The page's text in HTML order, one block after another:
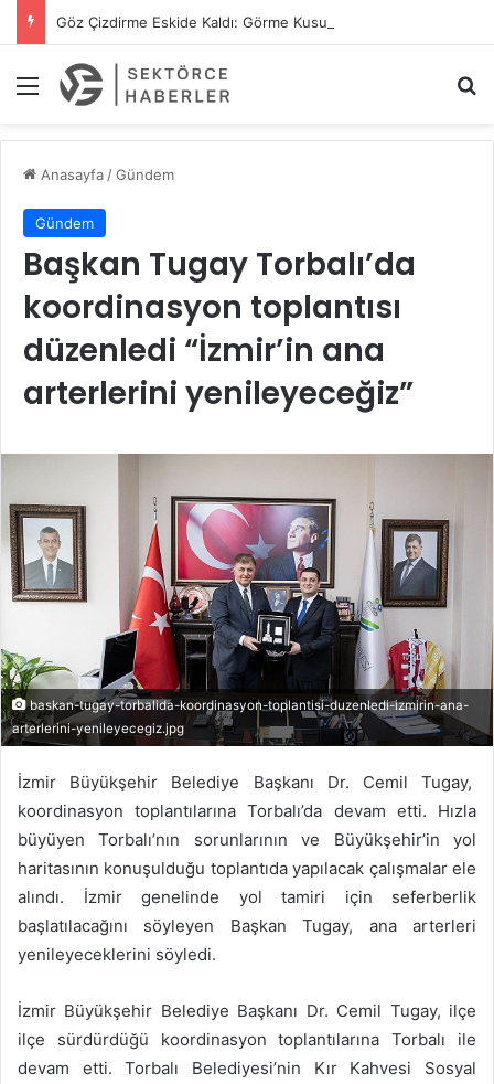
Menü
Anasayfa/Gündem
Gündem
Başkan Tugay Torbalı’da
koordinasyon toplantısı
düzenledi “İzmir’in ana
arterlerini yenileyeceğiz”
baskan-tugay-torbalida-koordinasyon-toplantisi-duzenledi-izmirin-ana-
arterlerini-yenileyecegiz.jpg
İzmir Büyükşehir Belediye Başkanı Dr. Cemil Tugay,
koordinasyon toplantılarına Torbalı’da devam etti. Hızla
büyüyen Torbalı’nın sorunlarının ve Büyükşehir’in yol
haritasının konuşulduğu toplantıda yapılacak çalışmalar ele
alındı. İzmir genelinde yol tamiri için seferberlik
başlatılacağını söyleyen Başkan Tugay, ana arterleri
yenileyeceklerini söyledi.
İzmir Büyükşehir Belediye Başkanı Dr. Cemil Tugay, ilçe
ilçe sürdürdüğü koordinasyon toplantılarına Torbalı ile
devam etti. Torbalı Belediyesi’nin Kır Kahvesi Sosyal